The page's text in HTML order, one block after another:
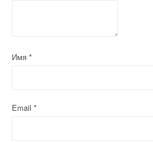
с
Имя *
Email *